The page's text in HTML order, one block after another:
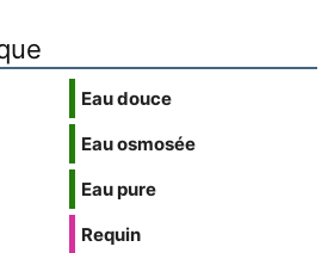
Eau douce
Eau osmosée
Eau pure
Requin